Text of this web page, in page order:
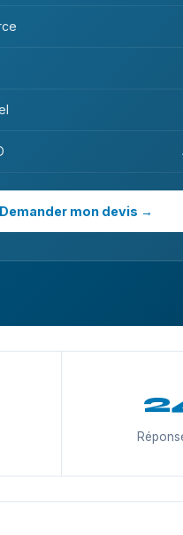
Demander mon devis →